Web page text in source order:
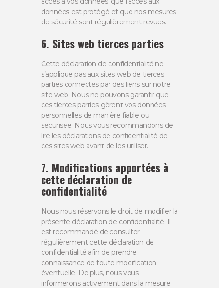
données est protégé et que nos mesures
de sécurité sont régulièrement revues.
6. Sites web tierces parties
Cette déclaration de confidentialité ne
s’applique pas aux sites web de tierces
parties connectés par des liens sur notre
site web. Nous ne pouvons garantir que
ces tierces parties gèrent vos données
personnelles de manière fiable ou
sécurisée. Nous vous recommandons de
lire les déclarations de confidentialité de
ces sites web avant de les utiliser.
7. Modifications apportées à
cette déclaration de
confidentialité
Nous nous réservons le droit de modifier la
présente déclaration de confidentialité. Il
est recommandé de consulter
régulièrement cette déclaration de
confidentialité afin de prendre
connaissance de toute modification
éventuelle. De plus, nous vous
informerons activement dans la mesure